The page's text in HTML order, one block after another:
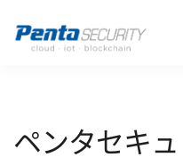
ペンタセキ